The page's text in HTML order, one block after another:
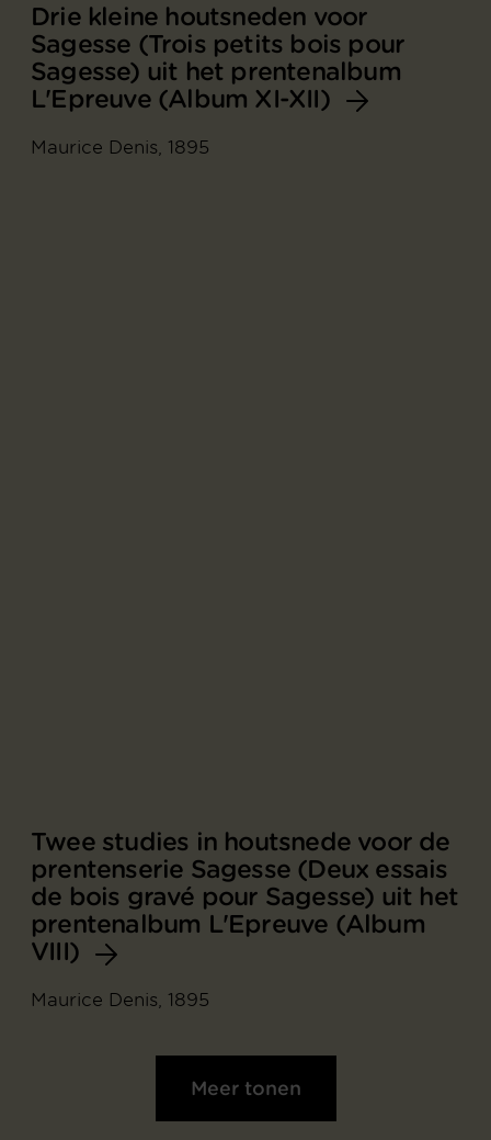
Drie kleine houtsneden voor
Sagesse (Trois petits bois pour
Sagesse) uit het prentenalbum
L'Epreuve (Album XI-XII)
Maurice Denis, 1895
Twee studies in houtsnede voor de
prentenserie Sagesse (Deux essais
de bois gravé pour Sagesse) uit het
prentenalbum L'Epreuve (Album
VIII)
Maurice Denis, 1895
Meer tonen